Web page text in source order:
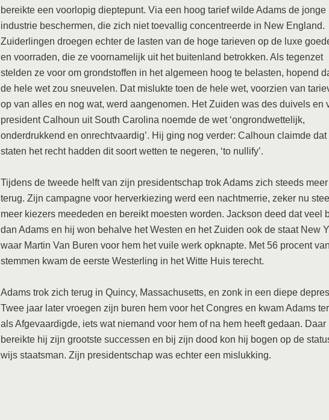
bereikte een voorlopig dieptepunt. Via een hoog tarief wilde Adams de jonge
industrie beschermen, die zich niet toevallig concentreerde in New England.
Zuiderlingen droegen echter de lasten van de hoge tarieven op de luxe
en voorraden, die ze voornamelijk uit het buitenland betrokken. Als tegenzet
stelden ze voor om grondstoffen in het algemeen hoog te belasten, hopend
de hele wet zou sneuvelen. Dat mislukte toen de hele wet, voorzien van
op van alles en nog wat, werd aangenomen. Het Zuiden was des duivels en
president Calhoun uit South Carolina noemde de wet ‘ongrondwettelijk,
onderdrukkend en onrechtvaardig’. Hij ging nog verder: Calhoun claimde dat
staten het recht hadden dit soort wetten te negeren, ‘to nullify’.
Tijdens de tweede helft van zijn presidentschap trok Adams zich steeds meer
terug. Zijn campagne voor herverkiezing werd een nachtmerrie, zeker nu
meer kiezers meededen en bereikt moesten worden. Jackson deed dat veel
dan Adams en hij won behalve het Westen en het Zuiden ook de staat New
waar Martin Van Buren voor hem het vuile werk opknapte. Met 56 procent
stemmen kwam de eerste Westerling in het Witte Huis terecht.
Adams trok zich terug in Quincy, Massachusetts, en zonk in een diepe
Twee jaar later vroegen zijn buren hem voor het Congres en kwam Adams
als Afgevaardigde, iets wat niemand voor hem of na hem heeft gedaan. Daar
bereikte hij zijn grootste successen en bij zijn dood kon hij bogen op de
wijs staatsman. Zijn presidentschap was echter een mislukking.